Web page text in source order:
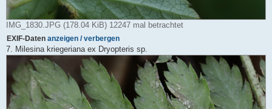
IMG_1830.JPG (178.04 KiB) 12247 mal betrachtet
EXIF-Daten anzeigen / verbergen
7. Milesina kriegeriana ex Dryopteris sp.